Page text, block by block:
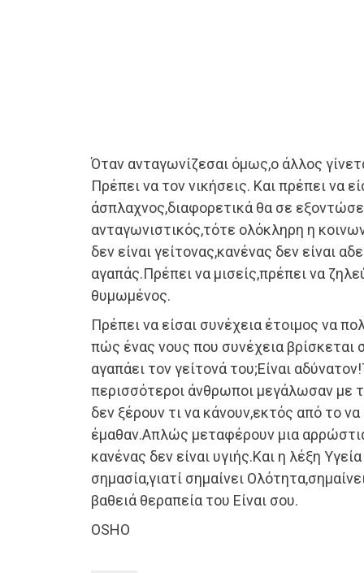
Όταν ανταγωνίζεσαι όμως,ο άλλος
Πρέπει να τον νικήσεις. Και πρέπει να
άσπλαχνος,διαφορετικά θα σε
ανταγωνιστικός,τότε ολόκληρη η
δεν είναι γείτονας,κανένας δεν είναι
αγαπάς.Πρέπει να μισείς,πρέπει να
θυμωμένος.
Πρέπει να είσαι συνέχεια έτοιμος να
πώς ένας νους που συνέχεια βρίσκεται
αγαπάει τον γείτονά του;Είναι
περισσότεροι άνθρωποι μεγάλωσαν με
δεν ξέρουν τι να κάνουν,εκτός από το
έμαθαν.Απλώς μεταφέρουν μια
κανένας δεν είναι υγιής.Και η λέξη
σημασία,γιατί σημαίνει
βαθειά θεραπεία του Είναι σου.
OSHO